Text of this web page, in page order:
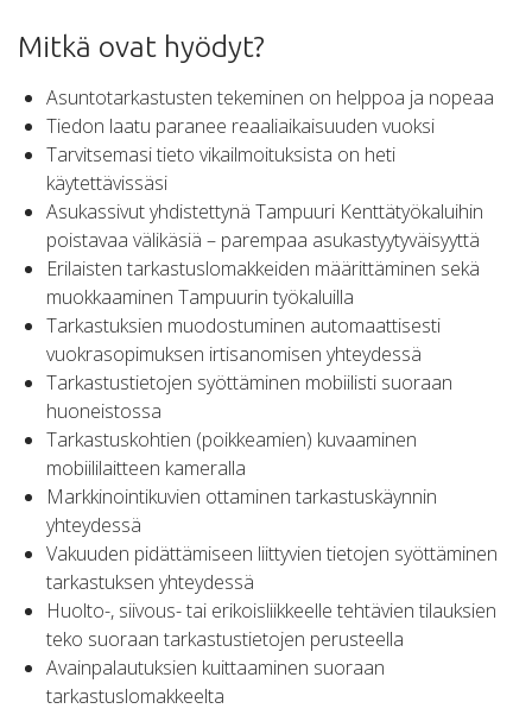
Mitkä ovat hyödyt?
Asuntotarkastusten tekeminen on helppoa ja nopeaa
Tiedon laatu paranee reaaliaikaisuuden vuoksi
Tarvitsemasi tieto vikailmoituksista on heti
käytettävissäsi
Asukassivut yhdistettynä Tampuuri Kenttätyökaluihin
poistavaa välikäsiä – parempaa asukastyytyväisyyttä
Erilaisten tarkastuslomakkeiden määrittäminen sekä
muokkaaminen Tampuurin työkaluilla
Tarkastuksien muodostuminen automaattisesti
vuokrasopimuksen irtisanomisen yhteydessä
Tarkastustietojen syöttäminen mobiilisti suoraan
huoneistossa
Tarkastuskohtien (poikkeamien) kuvaaminen
mobiililaitteen kameralla
Markkinointikuvien ottaminen tarkastuskäynnin
yhteydessä
Vakuuden pidättämiseen liittyvien tietojen syöttäminen
tarkastuksen yhteydessä
Huolto-, siivous- tai erikoisliikkeelle tehtävien tilauksien
teko suoraan tarkastustietojen perusteella
Avainpalautuksien kuittaaminen suoraan
tarkastuslomakkeelta